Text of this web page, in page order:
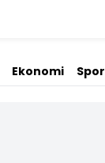
Ekonomi Spor